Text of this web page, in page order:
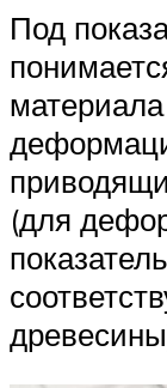
Под
(для